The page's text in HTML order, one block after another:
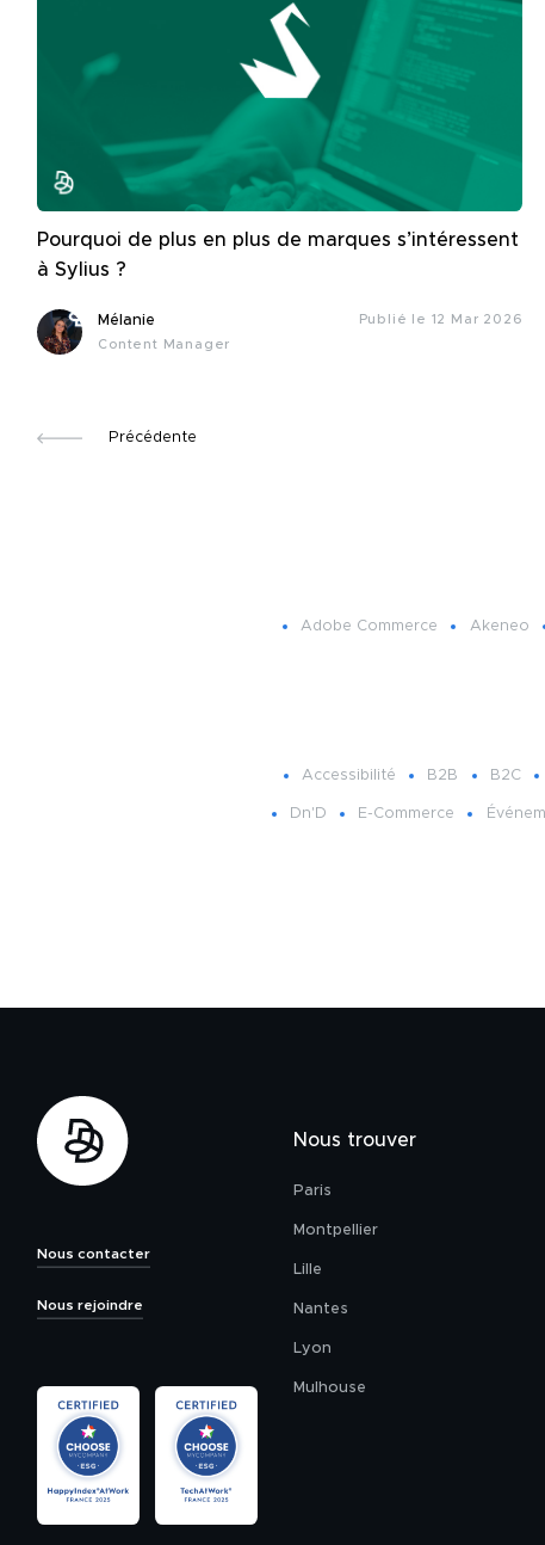
Pourquoi de plus en plus de marques s’intéressent
à Sylius ?
Mélanie
Content Manager
Publié le 12 Mar 2026
Précédente
Adobe Commerce Akeneo
Accessibilité B2B B2C
Dn'D E-Commerce
Nous contacter
Nous rejoindre
Nous trouver
Paris
Montpellier
Lille
Nantes
Lyon
Mulhouse